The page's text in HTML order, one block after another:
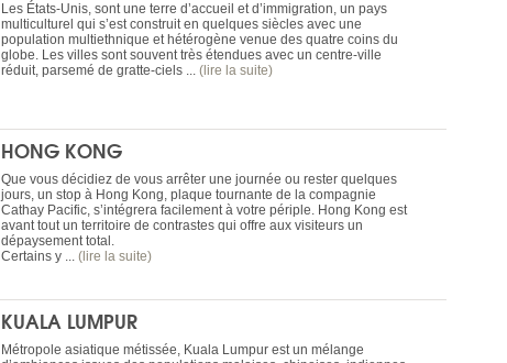
Les États-Unis, sont une terre d’accueil et d’immigration, un pays
multiculturel qui s’est construit en quelques siècles avec une
population multiethnique et hétérogène venue des quatre coins du
globe. Les villes sont souvent très étendues avec un centre-ville
réduit, parsemé de gratte-ciels ... (lire la suite)
HONG KONG
Que vous décidiez de vous arrêter une journée ou rester quelques
jours, un stop à Hong Kong, plaque tournante de la compagnie
Cathay Pacific, s’intégrera facilement à votre périple. Hong Kong est
avant tout un territoire de contrastes qui offre aux visiteurs un
dépaysement total.
Certains y ... (lire la suite)
KUALA LUMPUR
Métropole asiatique métissée, Kuala Lumpur est un mélange